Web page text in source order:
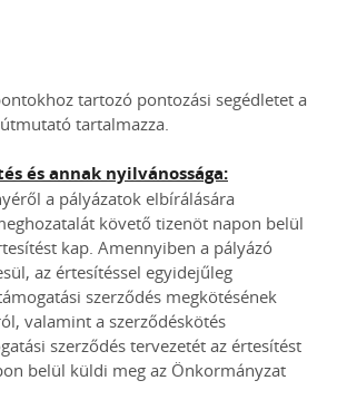
tartozó pontozási segédletet a
tartalmazza.
és annak nyilvánossága:
a pályázatok elbírálására
követő tizenöt napon belül
kap. Amennyiben a pályázó
az értesítéssel egyidejűleg
szerződés megkötésének
valamint a szerződéskötés
szerződés tervezetét az értesítést
belül küldi meg az Önkormányzat